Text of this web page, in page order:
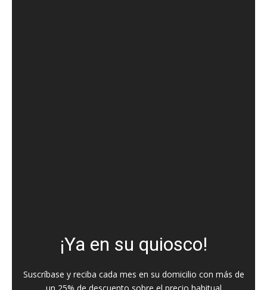
¡Ya en su quiosco!
Suscríbase y reciba cada mes en su domicilio con más de